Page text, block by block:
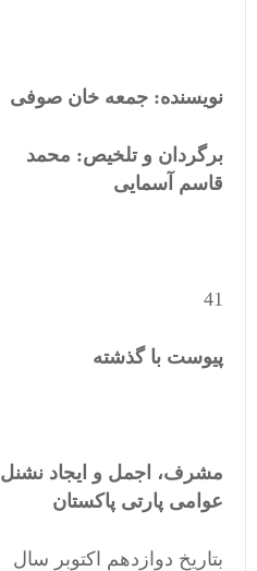
نویسنده: جمعه خان صوفی
برگردان و تلخیص: محمد
قاسم آسمایی
41
پیوست با گذشته
مشرف، اجمل و ایجاد نشنل
عوامی پارتی پاکستان
بتاریخ دوازدهم اکتوبر سال